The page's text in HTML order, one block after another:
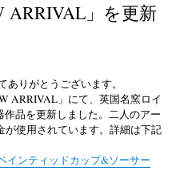
ARRIVAL」を更新
りがとうございます。
ARRIVAL」にて、英国名窯ロイ
品を更新しました。二人のアー
が使用されています。詳細は下記
インティッドカップ&ソーサー